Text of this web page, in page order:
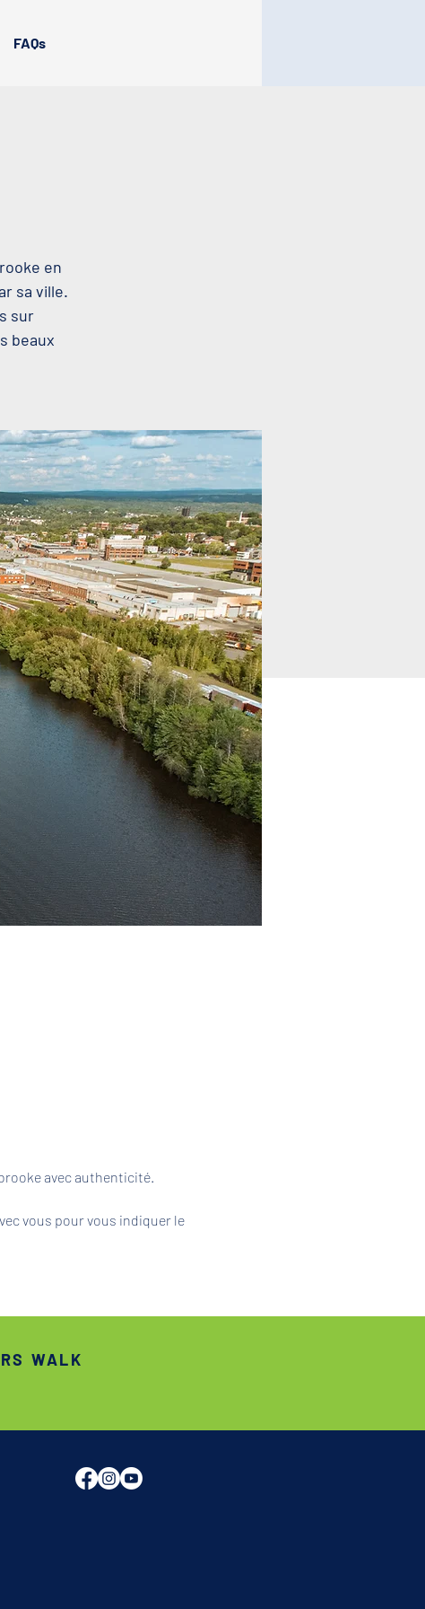
FAQs
en
sa ville.
sur
beaux
avec authenticité.
vous pour vous indiquer le
WALK